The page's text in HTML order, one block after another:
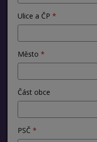
Ulice a ČP
Město
Část obce
PSČ